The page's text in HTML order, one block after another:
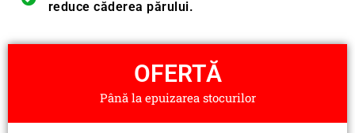
reduce căderea părului.
OFERTĂ
Până la epuizarea stocurilor